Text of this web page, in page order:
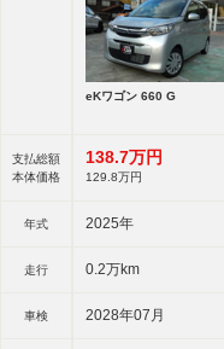
支払総額
本体価格
年式
走行
車検
eKワゴン 660 G
138.7万円
129. 8万円
2025年
0.2万km
2028年07月